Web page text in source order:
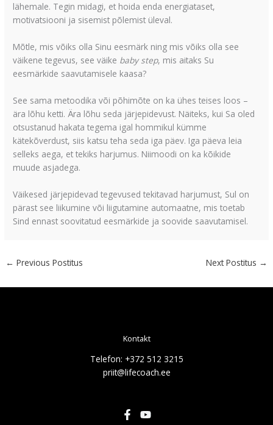
lähemale. Tegin midagi, et hoida enda energiataset,
motivatsiooni ja sisemist põlemist üleval.
Mõtle, mis võiks olla Sinu eesmärk ning mis võiks olla see
väikene tegevus, see väike baby step, mis aitaks Su
eesmärkide saavutamisele kaasa?
See sama metoodika või põhimõte on ka ühes teises loos –
ära lõhu ketti. Ära lõhu seda järjepidevust. Näiteks, kui Sa oled
otsustanud hakata tegema igal hommikul kümme
kätekõverdust, siis katsu teha seda iga päev. Iga päeva leia
selleks aega, et tekiks harjumus. Niimoodi on ka kõikide
muude asjadega.
Väikesed järjepidevad tegevused tekitavad harjumust, Sul on
pärast see liikumine või liigutamine automaatne, mis toetab
Sind ennast soovitatud eesmärkide ja soovide saavutamisel.
← Previous Postitus Next Postitus →
Kontakt
Telefon: +372 512 3215
priit@lifecoach.ee